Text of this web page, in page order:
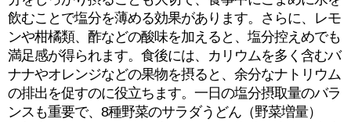
飲むことで塩分を薄める効果があります。さらに、レモ
ンや柑橘類、酢などの酸味を加えると、塩分控えめでも
満足感が得られます。食後には、カリウムを多く含むバ
ナナやオレンジなどの果物を摂ると、余分なナトリウム
の排出を促すのに役立ちます。一日の塩分摂取量のバラ
ンスも重要で、8種野菜のサラダうどん（野菜増量）